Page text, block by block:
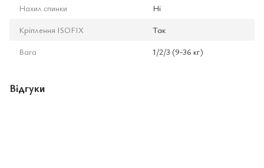
Нахил спинки
Ні
Кріплення ISOFIX
Так
Вага
1/2/3 (9-36 кг)
Відгуки